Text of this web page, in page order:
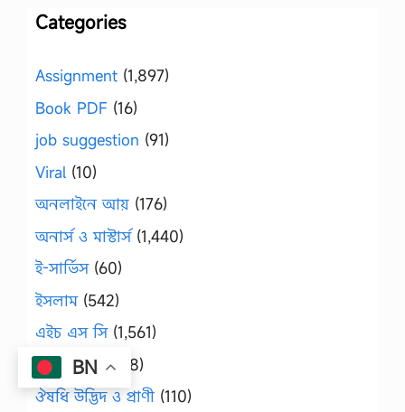
Categories
Assignment (1,897)
Book PDF (16)
job suggestion (91)
Viral (10)
অনলাইনে আয় (176)
অনার্স ও মাস্টার্স(1,440)
ই-সার্ভিস(60)
ইসলাম(542)
এইচ এস সি(1,561)
এসএসসি(1,348)
ঔষধি উদ্ভিদ ও প্রাণী (110)
BN